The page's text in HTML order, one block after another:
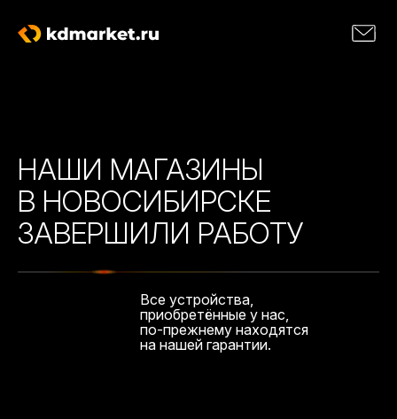
НАШИ МАГАЗИНЫ
В НОВОСИБИРСКЕ
ЗАВЕРШИЛИ РАБОТУ
Все устройства,
приобретённые у нас,
по-прежнему находятся
на нашей гарантии.